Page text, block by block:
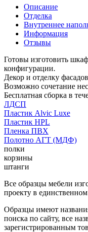
Описание
Отделка
Внутреннее
Информация
Отзывы
Готовы изготовить
конфигурации.
Декор и отделку
Возможно сочетание
Бесплатная сборка в
ЛДСП
Пластик Alvic Luxe
Пластик HPL
Пленка ПВХ
Полотно АГТ (МДФ)
полки
корзины
штанги
Все образцы мебели
проекту в
Образцы имеют
поиска по сайту, все
зарегистрированным